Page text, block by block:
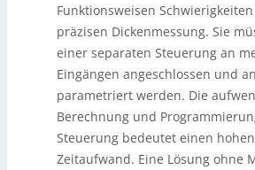
Funktionsweisen
präzisen Dickenmessung. Sie
einer separaten Steuerung an
Eingängen angeschlossen und
parametriert werden. Die
Berechnung und
Steuerung bedeutet einen
Zeitaufwand. Eine Lösung ohne